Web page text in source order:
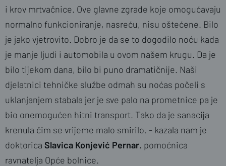
i krov mrtvačnice. Ove glavne zgrade koje omogućavaju
normalno funkcioniranje, nasreću, nisu oštećene. Bilo
je jako vjetrovito. Dobro je da se to dogodilo noću kada
je manje ljudi i automobila u ovom našem krugu. Da je
bilo tijekom dana, bilo bi puno dramatičnije. Naši
djelatnici tehničke službe odmah su noćas počeli s
uklanjanjem stabala jer je sve palo na prometnice pa je
bio onemogućen hitni transport. Tako da je sanacija
krenula čim se vrijeme malo smirilo. - kazala nam je
doktorica Slavica Konjević Pernar, pomoćnica
ravnatelja Opće bolnice.